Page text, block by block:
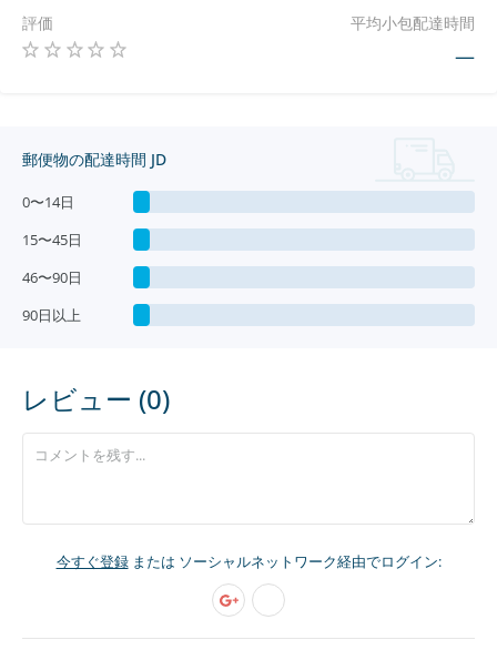
評価 平均小包配達時間
—
郵便物の配達時間 JD
0〜14日
15〜45日
46〜90日
90日以上
レビュー (0)
今すぐ登録または ソーシャルネットワーク経由でログイン: